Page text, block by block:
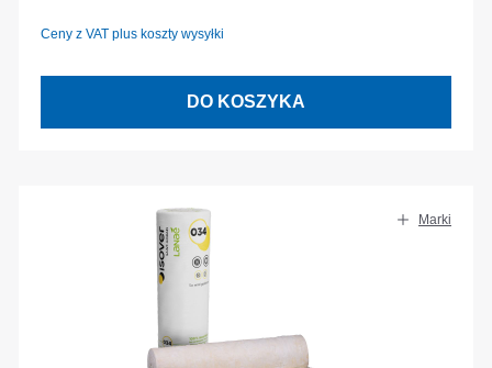
Ceny z VAT plus koszty wysyłki
DO KOSZYKA
Marki